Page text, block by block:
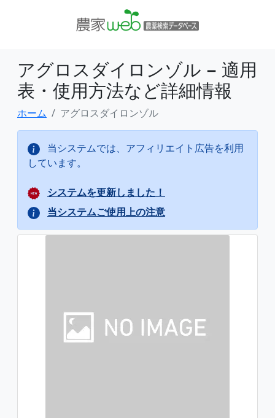
アグロスダイロンゾル − 適用
表・使用方法など詳細情報
ホーム アグロスダイロンゾル
当システムでは、アフィリエイト広告を利用
しています。
システムを更新しました！
当システムご使用上の注意